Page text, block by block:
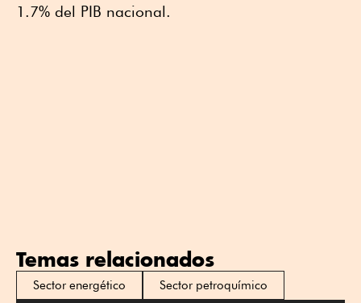
1.7% del PIB nacional.
Temas relacionados
Sector energético Sector petroquímico